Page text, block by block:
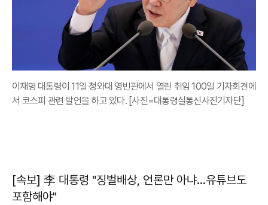
이재명 대통령이 11일 청와대 영빈관에서 열린 취임 100일 기자회견에
서 코스피 관련 발언을 하고 있다. [사진=대통령실통신사진기자단]
[속보] 李 대통령 "징벌배상, 언론만 아냐…유튜브도
포함해야"